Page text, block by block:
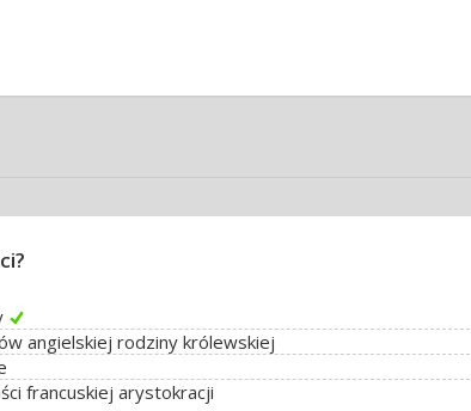
angielskiej rodziny królewskiej
francuskiej arystokracji